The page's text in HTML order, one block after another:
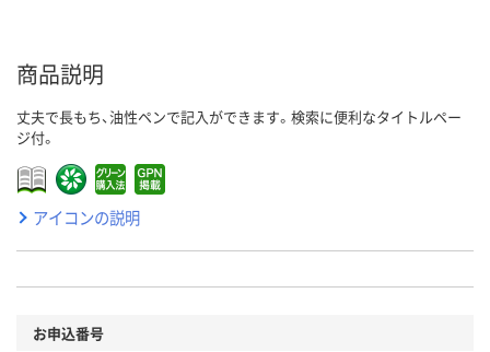
商品説明
丈夫で長もち、油性ペンで記入ができます。検索に便利なタイトルペー
ジ付。
アイコンの説明
お申込番号